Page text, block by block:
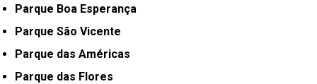
Parque Boa Esperança
Parque São Vicente
Parque das Américas
Parque das Flores